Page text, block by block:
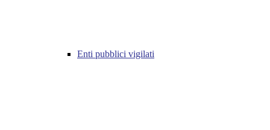
Enti pubblici vigilati